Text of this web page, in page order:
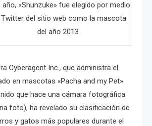
año, «Shunzuke» fue elegido por medio
Twitter del sitio web como la mascota
del año 2013
Cyberagent Inc., que administra el
en mascotas «Pacha and my Pet»
que hace una cámara fotográfica
foto), ha revelado su clasificación de
y gatos más populares durante el